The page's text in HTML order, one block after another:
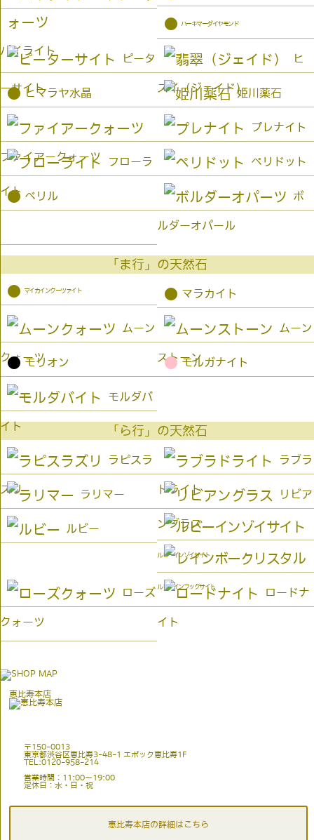
パイライト
● ハーキマーダイヤモンド
ピータ
ーサイト
ヒ
スイ（ジェイド）
● ヒマラヤ水晶 姫川薬石
ファイアークォーツ
プレナイト
フローラ
イト
ペリドット
● ベリル ボ
ルダーオパール
「ま行」の天然石
● マイカインクーツァイト ● マラカイト
ムーン
クォーツ
ムーン
ストーン
● モリオン ● モルガナイト
モルダバ
イト 「ら行」の天然石
ラピスラ
ズリ
ラブラ
ドライト
ラリマー リビア
ングラス
ルビー
ルビーインゾイサイト
ルビーインフックサイト
ローズ
クォーツ
ロードナ
イト
恵比寿本店
〒150-0013
東京都渋谷区恵比寿3-48-1 エポック恵比寿1F
TEL:0120-958-214
営業時間：11:00〜19:00
定休日：水・日・祝
恵比寿本店の詳細はこちら